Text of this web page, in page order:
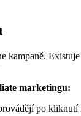
marketingu:
po